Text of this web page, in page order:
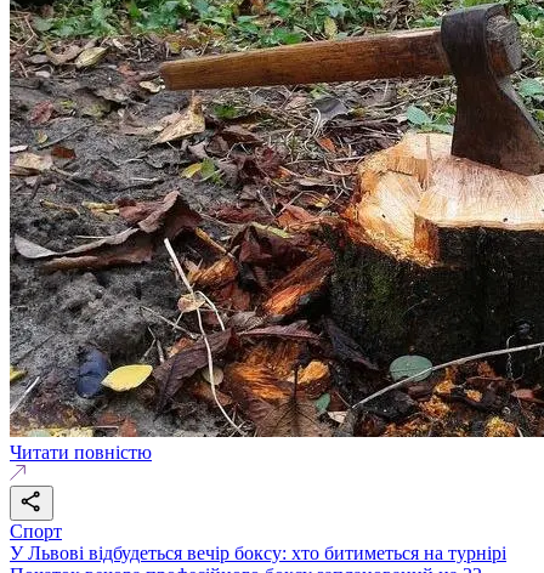
Читати повністю
Спорт
У Львові відбудеться вечір боксу: хто битиметься на турнірі